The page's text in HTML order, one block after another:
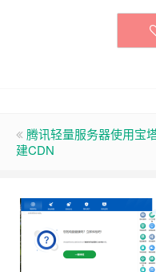
腾讯轻量服务器使用宝
建CDN